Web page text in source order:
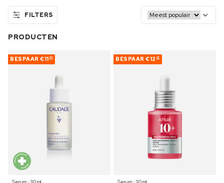
FILTERS
PRODUCTEN
BESPAAR €11 20
Serum ⋅ 30 ml
BESPAAR €12 02
Serum ⋅ 30 ml